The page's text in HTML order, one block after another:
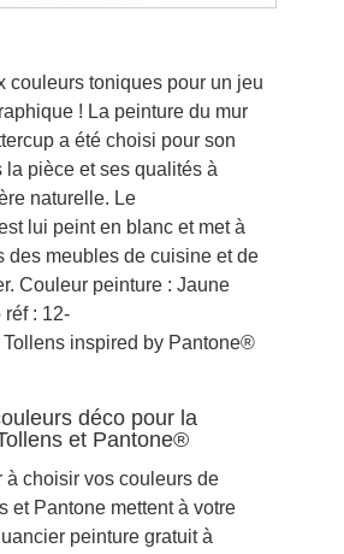
couleurs toniques pour un jeu
! La peinture du mur
a été choisi pour son
la pièce et ses qualités à
naturelle. Le
lui peint en blanc et met à
des meubles de cuisine et de
Couleur peinture : Jaune
: 12-
inspired by Pantone®
déco pour la
et Pantone®
à choisir vos couleurs de
et Pantone mettent à votre
peinture gratuit à